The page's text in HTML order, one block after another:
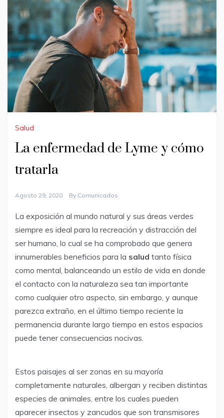
Salud
La enfermedad de Lyme y cómo
tratarla
Agosto 29, 2020 By Comunicados
La exposición al mundo natural y sus áreas verdes
siempre es ideal para la recreación y distracción del
ser humano, lo cual se ha comprobado que genera
innumerables beneficios para la salud tanto física
como mental, balanceando un estilo de vida en donde
el contacto con la naturaleza sea tan importante
como cualquier otro aspecto, sin embargo, y aunque
parezca extraño, en el último tiempo reciente la
permanencia durante largo tiempo en estos espacios
puede tener consecuencias nocivas.
Estos paisajes al ser zonas en su mayoría
completamente naturales, albergan y reciben distintas
especies de animales, entre los cuales pueden
aparecer insectos y zancudos que son transmisores